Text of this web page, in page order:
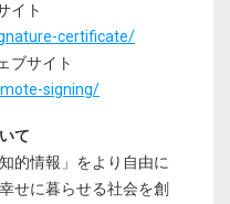
イト
certificate/
ブサイト
signing/
て
的情報」をより自由に
せに暮らせる社会を創